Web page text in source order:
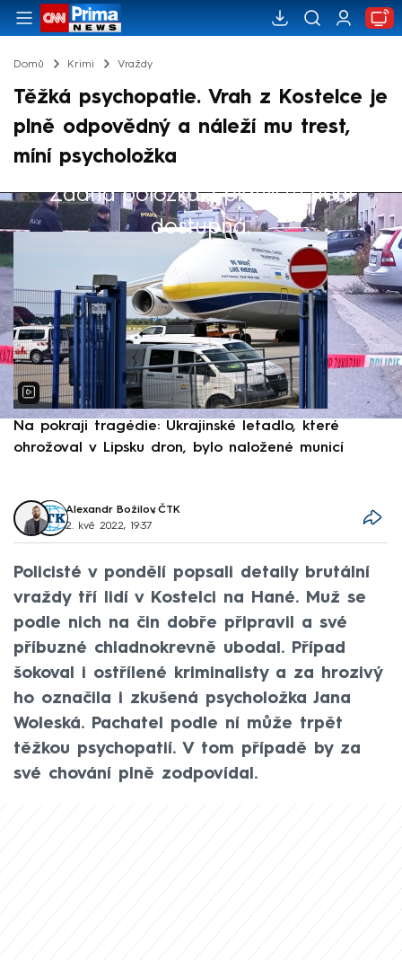
Domů Krimi Vraždy
Těžká psychopatie. Vrah z Kostelce je
plně odpovědný a náleží mu trest,
míní psycholožka
Žádná položka z playlistu není
dostupná.
Výběr redakce
Na pokraji tragédie: Ukrajinské letadlo, které
ohrožoval v Lipsku dron, bylo naložené municí
Alexandr Božilov, ČTK
2. kvě 2022, 19:37
Policisté v pondělí popsali detaily brutální
vraždy tří lidí v Kostelci na Hané. Muž se
podle nich na čin dobře připravil a své
příbuzné chladnokrevně ubodal. Případ
šokoval i ostřílené kriminalisty a za hrozivý
ho označila i zkušená psycholožka Jana
Woleská. Pachatel podle ní může trpět
těžkou psychopatií. V tom případě by za
své chování plně zodpovídal.